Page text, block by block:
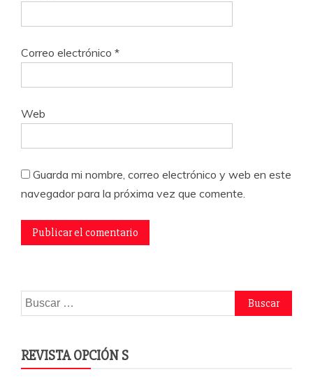
Correo electrónico *
Web
Guarda mi nombre, correo electrónico y web en este
navegador para la próxima vez que comente.
Buscar:
REVISTA OPCIÓN S